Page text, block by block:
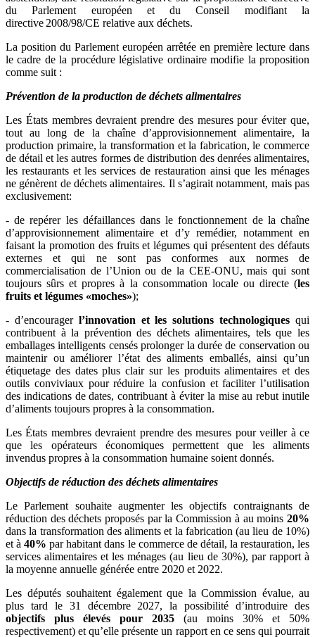
du Parlement européen et du Conseil modifiant la
directive 2008/98/CE relative aux déchets.
La position du Parlement européen arrêtée en première lecture dans
le cadre de la procédure législative ordinaire modifie la proposition
comme suit :
Prévention de la production de déchets alimentaires
Les États membres devraient prendre des mesures pour éviter que,
tout au long de la chaîne d’approvisionnement alimentaire, la
production primaire, la transformation et la fabrication, le commerce
de détail et les autres formes de distribution des denrées alimentaires,
les restaurants et les services de restauration ainsi que les ménages
ne génèrent de déchets alimentaires. Il s’agirait notamment, mais pas
exclusivement:
- de repérer les défaillances dans le fonctionnement de la chaîne
d’approvisionnement alimentaire et d’y remédier, notamment en
faisant la promotion des fruits et légumes qui présentent des défauts
externes et qui ne sont pas conformes aux normes de
commercialisation de l’Union ou de la CEE-ONU, mais qui sont
toujours sûrs et propres à la consommation locale ou directe (les
fruits et légumes «moches»);
- d’encourager l’innovation et les solutions technologiques qui
contribuent à la prévention des déchets alimentaires, tels que les
emballages intelligents censés prolonger la durée de conservation ou
maintenir ou améliorer l’état des aliments emballés, ainsi qu’un
étiquetage des dates plus clair sur les produits alimentaires et des
outils conviviaux pour réduire la confusion et faciliter l’utilisation
des indications de dates, contribuant à éviter la mise au rebut inutile
d’aliments toujours propres à la consommation.
Les États membres devraient prendre des mesures pour veiller à ce
que les opérateurs économiques permettent que les aliments
invendus propres à la consommation humaine soient donnés.
Objectifs de réduction des déchets alimentaires
Le Parlement souhaite augmenter les objectifs contraignants de
réduction des déchets proposés par la Commission à au moins 20%
dans la transformation des aliments et la fabrication (au lieu de 10%)
et à40% par habitant dans le commerce de détail, la restauration, les
services alimentaires et les ménages (au lieu de 30%), par rapport à
la moyenne annuelle générée entre 2020 et 2022.
Les députés souhaitent également que la Commission évalue, au
plus tard le 31 décembre 2027, la possibilité d’introduire des
objectifs plus élevés pour 2035 (au moins 30% et 50%
respectivement) et qu’elle présente un rapport en ce sens qui pourrait